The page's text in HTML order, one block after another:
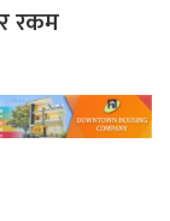
रकम